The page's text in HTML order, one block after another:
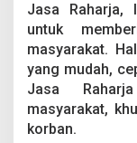
n
t
u
n
a
n
D
Jasa Raharja,
untuk
masyarakat.
yang mudah,
Jasa
masyarakat,
korban.